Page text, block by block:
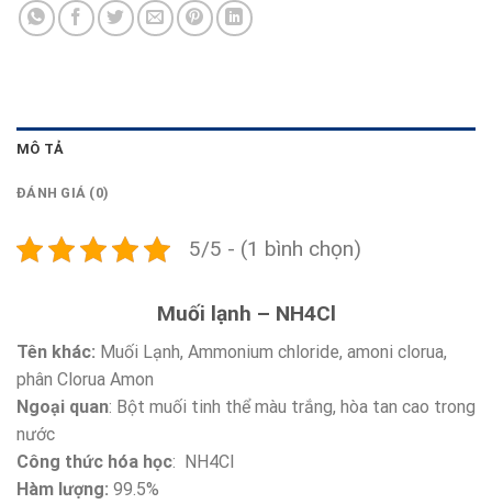
MÔ TẢ
ĐÁNH GIÁ (0)
5/5 - (1 bình chọn)
Muối lạnh – NH4Cl
Tên khác: Muối Lạnh, Ammonium chloride, amoni clorua,
phân Clorua Amon
Ngoại quan: Bột muối tinh thể màu trắng, hòa tan cao trong
nước
Công thức hóa học: NH4Cl
Hàm lượng: 99.5%